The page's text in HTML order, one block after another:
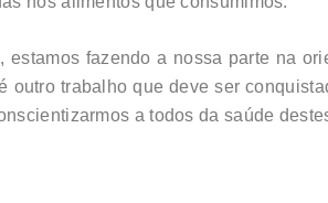
fazendo a nossa parte na
trabalho que deve ser
a todos da saúde